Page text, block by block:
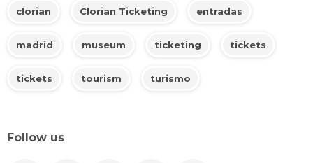
clorian Clorian Ticketing entradas
madrid museum ticketing tickets
tickets tourism turismo
Follow us